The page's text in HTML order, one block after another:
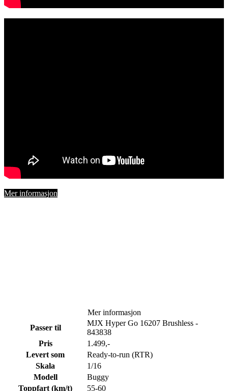
Mer informasjon
Mer informasjon
Passer til
MJX Hyper Go 16207 Brushless -
843838
Pris
1.499,-
Levert som
Ready-to-run (RTR)
Skala
1/16
Modell
Buggy
Toppfart (km/t)
55-60